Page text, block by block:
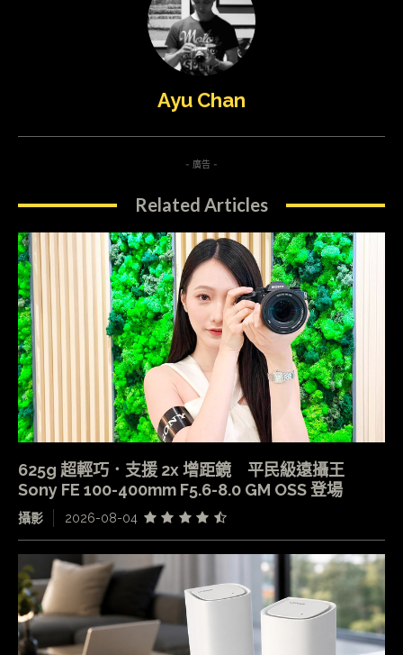
Ayu Chan
- 廣告 -
Related Articles
625g 超輕巧．支援 2x 增距鏡 平民級遠攝王
Sony FE 100-400mm F5.6-8.0 GM OSS 登場
攝影 2026-08-04